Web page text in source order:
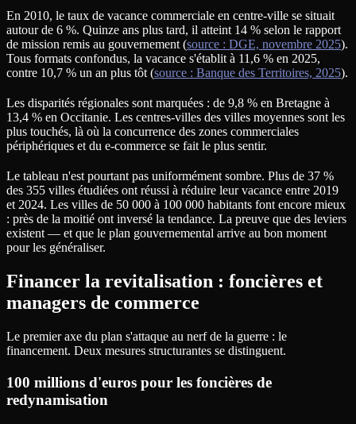
En 2010, le taux de vacance commerciale en centre-ville se situait
autour de 6 %. Quinze ans plus tard, il atteint 14 % selon le rapport
de mission remis au gouvernement (source : DGE, novembre 2025).
Tous formats confondus, la vacance s'établit à 11,6 % en 2025,
contre 10,7 % un an plus tôt (source : Banque des Territoires, 2025).
Les disparités régionales sont marquées : de 9,8 % en Bretagne à
13,4 % en Occitanie. Les centres-villes des villes moyennes sont les
plus touchés, là où la concurrence des zones commerciales
périphériques et du e-commerce se fait le plus sentir.
Le tableau n'est pourtant pas uniformément sombre. Plus de 37 %
des 355 villes étudiées ont réussi à réduire leur vacance entre 2019
et 2024. Les villes de 50 000 à 100 000 habitants font encore mieux
: près de la moitié ont inversé la tendance. La preuve que des leviers
existent — et que le plan gouvernemental arrive au bon moment
pour les généraliser.
Financer la revitalisation : foncières et
managers de commerce
Le premier axe du plan s'attaque au nerf de la guerre : le
financement. Deux mesures structurantes se distinguent.
100 millions d'euros pour les foncières de
redynamisation